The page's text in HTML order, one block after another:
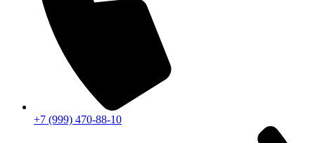
+7 (999) 470-88-10